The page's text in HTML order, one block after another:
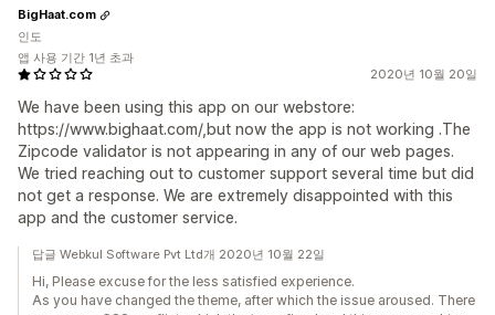
2020년 10월 20일
We have been using this app on our webstore:
https://www.bighaat.com/,but now the app is not working .The
Zipcode validator is not appearing in any of our web pages.
We tried reaching out to customer support several time but did
not get a response. We are extremely disappointed with this
app and the customer service.
BigHaat.com
인도
앱 사용 기간 1년 초과
답글 Webkul Software Pvt Ltd개 2020년 10월 22일
Hi, Please excuse for the less satisfied experience.
As you have changed the theme, after which the issue aroused. There